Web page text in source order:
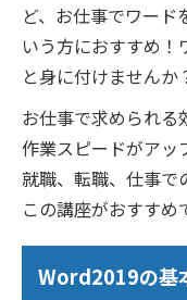
ど、お仕事でワード
いう方におすすめ！
と身に付けませんか
お仕事で求められる
作業スピードがアッ
就職、転職、仕事で
この講座がおすすめ
Word2019の基